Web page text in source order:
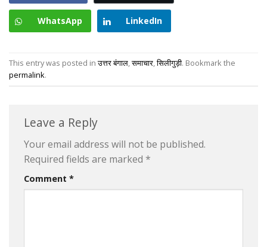
WhatsApp LinkedIn
This entry was posted inउत्तर बंगाल,समाचार,सिलीगुड़ी. Bookmark the
permalink.
Leave a Reply
Your email address will not be published.
Required fields are marked *
Comment *